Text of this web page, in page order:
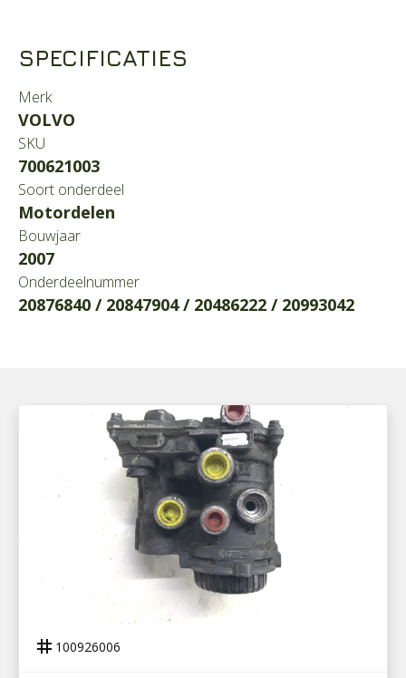
SPECIFICATIES
Merk
VOLVO
SKU
700621003
Soort onderdeel
Motordelen
Bouwjaar
2007
Onderdeelnummer
20876840 / 20847904 / 20486222 / 20993042
100926006
VOORASMODULATOR DAF
tag 100926006